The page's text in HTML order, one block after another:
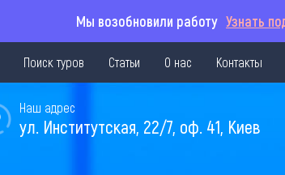
Мы возобновили работу Узнать
Поиск туров Статьи О нас Контакты
Наш адрес
ул. Институтская, 22/7, оф. 41, Киев